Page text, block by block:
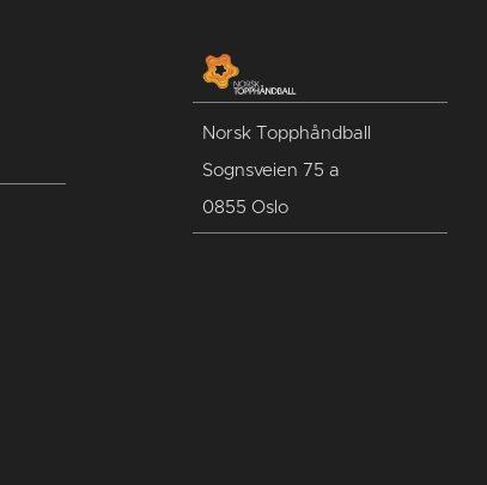
Norsk Topphåndball
Sognsveien 75 a
0855 Oslo